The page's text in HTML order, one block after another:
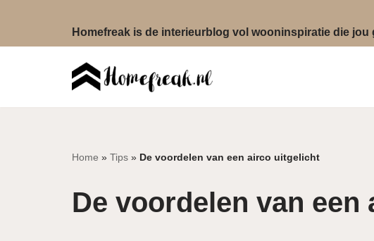
Homefreak is de interieurblog vol wooninspiratie die
Home » Tips » De voordelen van een airco uitgelicht
De voordelen van